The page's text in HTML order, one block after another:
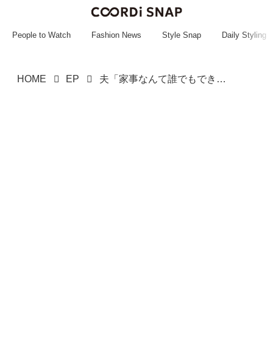
~~~~~~~~~~~
People to Watch Fashion News Style Snap Daily Styling
HOME EP 夫「家事なんて誰でもできる」じゃあ、お願い！ 夫が半泣きで「ごめん」妻の『1週間トレーニング』